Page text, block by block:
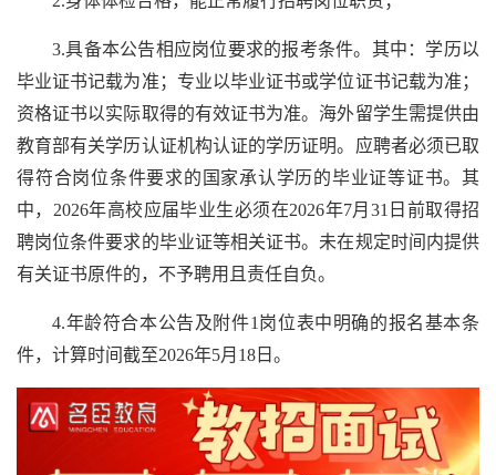
3.具备本公告相应岗位要求的报考条件。其中：学历以
毕业证书记载为准；专业以毕业证书或学位证书记载为准；
资格证书以实际取得的有效证书为准。海外留学生需提供由
教育部有关学历认证机构认证的学历证明。应聘者必须已取
得符合岗位条件要求的国家承认学历的毕业证等证书。其
中，2026年高校应届毕业生必须在2026年7月31日前取得招
聘岗位条件要求的毕业证等相关证书。未在规定时间内提供
有关证书原件的，不予聘用且责任自负。
4.年龄符合本公告及附件1岗位表中明确的报名基本条
件，计算时间截至2026年5月18日。